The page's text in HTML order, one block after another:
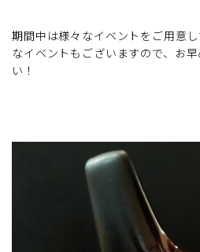
期間中は様々なイベントをご用意
なイベントもございますので、お
い！